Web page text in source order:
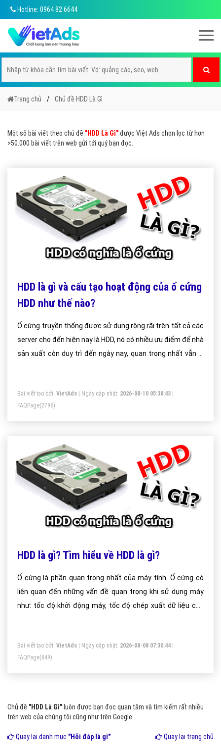
Hotline: 0964 82 6644
Trang chủ Chủ đề HDD Là Gì
Một số bài viết theo chủ đề "HDD Là Gì"được Việt Ads chọn lọc từ hơn
>50.000 bài viết trên web gửi tới quý bạn đọc.
HDD là gì và cấu tạo hoạt động của ổ cứng
HDD như thế nào?
Ổ cứng truyền thống được sử dụng rộng rãi trên tất cả các
server cho đến hiện nay là HDD, nó có nhiều ưu điểm để nhà
sản xuất còn duy trì đến ngày nay, quan trọng nhất vẫn là
truy cập dữ liệu bằng cách dùng một đầu đọc chạy trên
mặt đĩa tròn xoay quanh trục.
Bài viết tạo bởi: VietAds | Ngày cập nhật: 2026-08-10 05:38:43
FAQPage(2796)
HDD là gì? Tìm hiểu về HDD là gì?
Ổ cứng là phần quan trọng nhất của máy tính. Ổ cứng có
liên quan đến những vấn đề quan trọng khi sử dụng máy
như: tốc độ khởi động máy, tốc độ chép xuất dữ liệu của
đáng để bạn phải quan tâm đến.
Bài viết tạo bởi: VietAds | Ngày cập nhật: 2026-08-08 07:30:44
FAQPage(849)
Chủ đề "HDD Là Gì" luôn được bạn đọc quan tâm và tìm kiếm rất nhiều
trên web của chúng tôi cũng như trên Google.
Quay lại danh mục "Hỏi đáp là gì" Quay lại trang chủ